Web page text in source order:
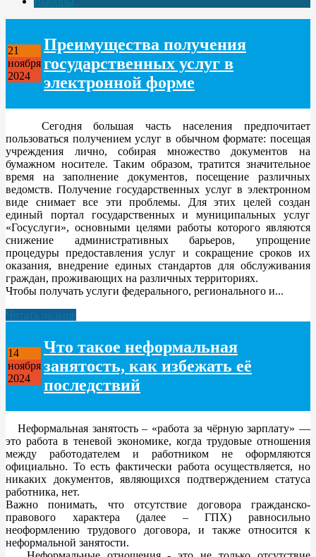
21
ноября
2024
Преимущества получения
государственных услуг в
электронной форме
Сегодня большая часть населения предпочитает
пользоваться получением услуг в обычном формате: посещая
учреждения лично, собирая множество документов на
бумажном носителе. Таким образом, тратится значительное
время на заполнение документов, посещение различных
ведомств. Получение государственных услуг в электронном
виде снимает все эти проблемы. Для этих целей создан
единый портал государственных и муниципальных услуг
«Госуслуги», основными целями работы которого являются
снижение административных барьеров, упрощение
процедуры предоставления услуг и сокращение сроков их
оказания, внедрение единых стандартов для обслуживания
граждан, проживающих на различных территориях.
Чтобы получать услуги федерального, регионального и...
Читать дальше
14
ноября
2024
Что такое неформальная
занятость, как избежать её
последствий
Неформальная занятость – «работа за чёрную зарплату» —
это работа в теневой экономике, когда трудовые отношения
между работодателем и работником не оформляются
официально. То есть фактически работа осуществляется, но
никаких документов, являющихся подтверждением статуса
работника, нет.
Важно понимать, что отсутствие договора гражданско-
правового характера (далее – ГПХ) равносильно
неоформлению трудового договора, и также относится к
неформальной занятости.